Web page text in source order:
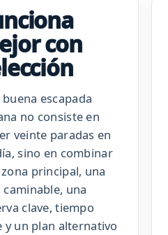
con
buena escapada
no consiste en
veinte paradas en
sino en combinar
principal, una
una
clave, tiempo
y un plan alternativo